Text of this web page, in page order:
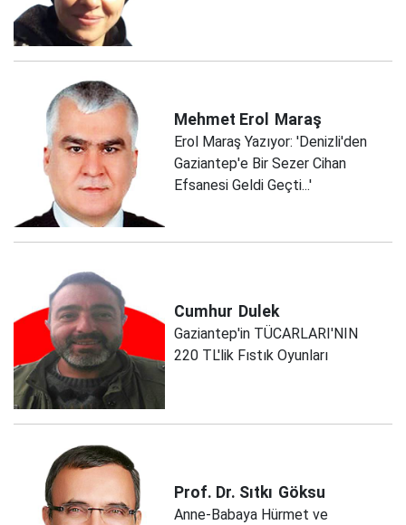
Mehmet Erol Maraş
Erol Maraş Yazıyor: 'Denizli'den
Gaziantep'e Bir Sezer Cihan
Efsanesi Geldi Geçti...'
Cumhur Dulek
Gaziantep'in TÜCARLARI'NIN
220 TL'lik Fıstık Oyunları
Prof. Dr. Sıtkı Göksu
Anne-Babaya Hürmet ve